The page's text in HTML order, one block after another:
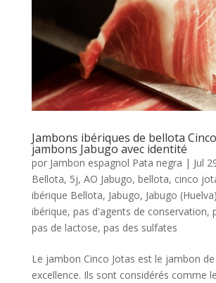
Jambons ibériques de bellota
jambons Jabugo avec identité
por Jambon espagnol Pata negra | Jul
Bellota, 5j, AO Jabugo, bellota, cinco
ibérique Bellota, Jabugo, Jabugo (Huelva)
ibérique, pas d'agents de conservation,
pas de lactose, pas des sulfates
Le jambon Cinco Jotas est le jambon
excellence. Ils sont considérés comme